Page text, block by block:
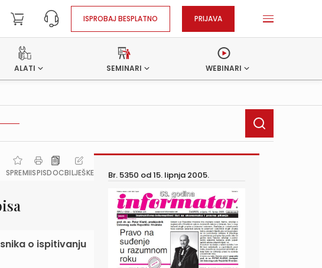
ISPROBAJ BESPLATNO PRIJAVA
ALATI SEMINARI WEBINARI
SPREMIISPISDOCBILJEŠKE
o ispitivanju
Br. 5350 od15. lipnja 2005.